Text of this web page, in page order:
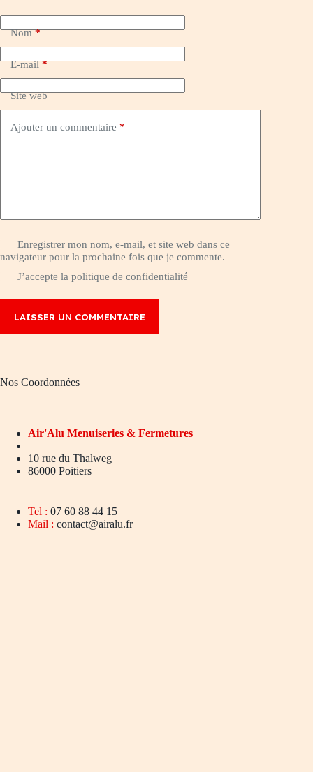
Nom*
E-mail*
Site web
Ajouter un commentaire *
Enregistrer mon nom, e-mail, et site web dans ce
navigateur pour la prochaine fois que je commente.
J’accepte lapolitique de confidentialité
LAISSER UN COMMENTAIRE
Nos Coordonnées
Air'Alu Menuiseries & Fermetures
10 rue du Thalweg
86000 Poitiers
Tel : 07 60 88 44 15
Mail : contact@airalu.fr